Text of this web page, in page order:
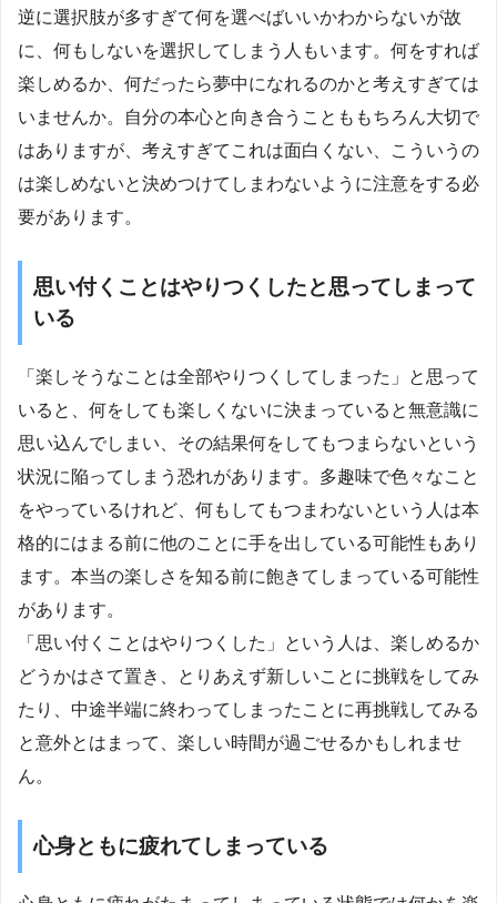
逆に選択肢が多すぎて何を選べばいいかわからないが故
に、何もしないを選択してしまう人もいます。何をすれば
楽しめるか、何だったら夢中になれるのかと考えすぎては
いませんか。自分の本心と向き合うことももちろん大切で
はありますが、考えすぎてこれは面白くない、こういうの
は楽しめないと決めつけてしまわないように注意をする必
要があります。
思い付くことはやりつくしたと思ってしまって
いる
「楽しそうなことは全部やりつくしてしまった」と思って
いると、何をしても楽しくないに決まっていると無意識に
思い込んでしまい、その結果何をしてもつまらないという
状況に陥ってしまう恐れがあります。多趣味で色々なこと
をやっているけれど、何もしてもつまわないという人は本
格的にはまる前に他のことに手を出している可能性もあり
ます。本当の楽しさを知る前に飽きてしまっている可能性
があります。
「思い付くことはやりつくした」という人は、楽しめるか
どうかはさて置き、とりあえず新しいことに挑戦をしてみ
たり、中途半端に終わってしまったことに再挑戦してみる
と意外とはまって、楽しい時間が過ごせるかもしれませ
ん。
心身ともに疲れてしまっている